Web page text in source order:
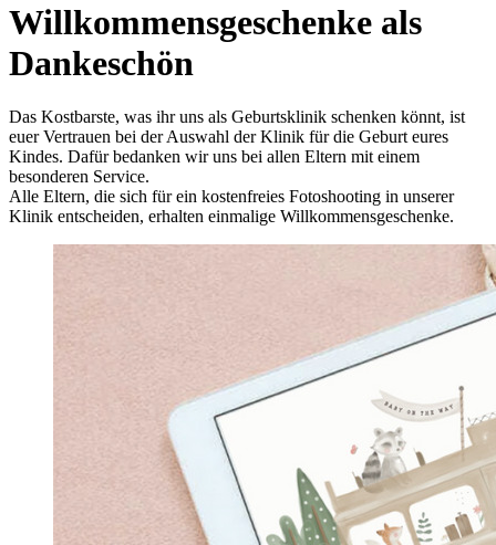
Willkommensgeschenke als
Dankeschön
Das Kostbarste, was ihr uns als Geburtsklinik schenken könnt, ist
euer Vertrauen bei der Auswahl der Klinik für die Geburt eures
Kindes. Dafür bedanken wir uns bei allen Eltern mit einem
besonderen Service.
Alle Eltern, die sich für ein kostenfreies Fotoshooting in unserer
Klinik entscheiden, erhalten einmalige Willkommensgeschenke.